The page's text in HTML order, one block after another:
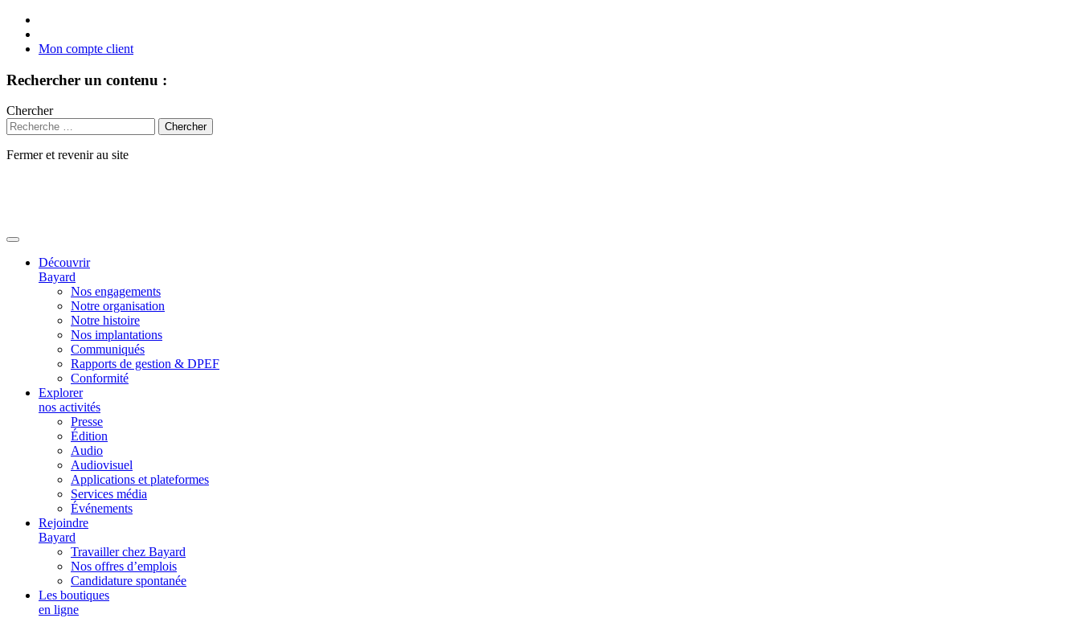
Mon compte client
Rechercher un contenu :
Chercher
Fermer et revenir au site
Découvrir
Bayard
Nos engagements
Notre organisation
Notre histoire
Nos implantations
Communiqués
Rapports de gestion & DPEF
Conformité
Explorer
nos activités
Presse
Édition
Audio
Audiovisuel
Applications et plateformes
Services média
Événements
Rejoindre
Bayard
Travailler chez Bayard
Nos offres d’emplois
Candidature spontanée
Les boutiques
en ligne